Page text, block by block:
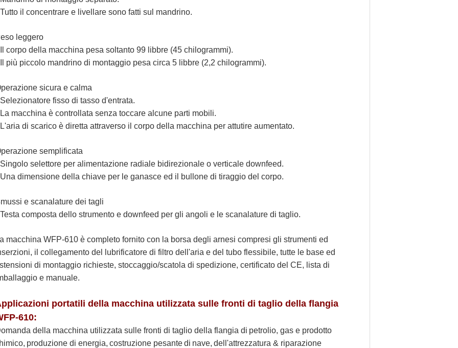
Tutto il concentrare e livellare sono fatti sul mandrino.
leggero
Il corpo della macchina pesa soltanto 99 libbre (45 chilogrammi).
Il più piccolo mandrino di montaggio pesa circa 5 libbre (2,2 chilogrammi).
sicura e calma
Selezionatore fisso di tasso d'entrata.
La macchina è controllata senza toccare alcune parti mobili.
L'aria di scarico è diretta attraverso il corpo della macchina per attutire aumentato.
semplificata
Singolo selettore per alimentazione radiale bidirezionale o verticale downfeed.
Una dimensione della chiave per le ganasce ed il bullone di tiraggio del corpo.
e scanalature dei tagli
Testa composta dello strumento e downfeed per gli angoli e le scanalature di taglio.
macchina WFP-610 è completo fornito con la borsa degli arnesi compresi gli strumenti ed
il collegamento del lubrificatore di filtro dell'aria e del tubo flessibile, tutte le base ed
di montaggio richieste, stoccaggio/scatola di spedizione, certificato del CE, lista di
e manuale.
portatili della macchina utilizzata sulle fronti di taglio della flangia
610:
della macchina utilizzata sulle fronti di taglio della flangia di petrolio, gas e prodotto
, produzione di energia, costruzione pesantedi nave, dell'attrezzatura & riparazione